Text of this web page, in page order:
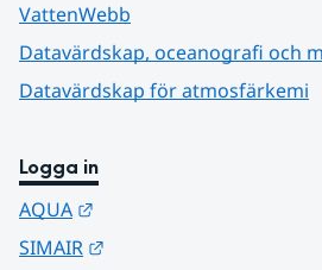
VattenWebb
Datavärdskap, oceanografi och
Datavärdskap för atmosfärkemi
Logga in
AQUA
SIMAIR